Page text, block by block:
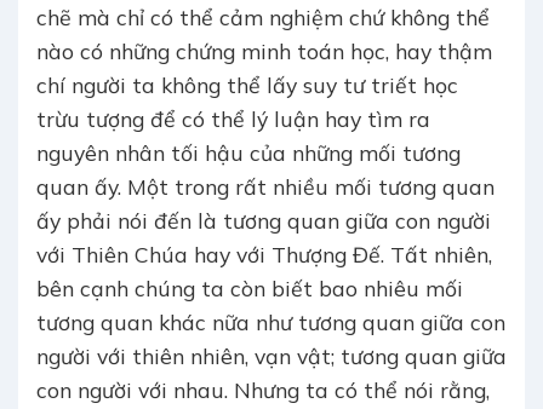
chẽ mà chỉ có thể cảm nghiệm chứ không thể
nào có những chứng minh toán học, hay thậm
chí người ta không thể lấy suy tư triết học
trừu tượng để có thể lý luận hay tìm ra
nguyên nhân tối hậu của những mối tương
quan ấy. Một trong rất nhiều mối tương quan
ấy phải nói đến là tương quan giữa con người
với Thiên Chúa hay với Thượng Đế. Tất nhiên,
bên cạnh chúng ta còn biết bao nhiêu mối
tương quan khác nữa như tương quan giữa con
người với thiên nhiên, vạn vật; tương quan giữa
con người với nhau. Nhưng ta có thể nói rằng,